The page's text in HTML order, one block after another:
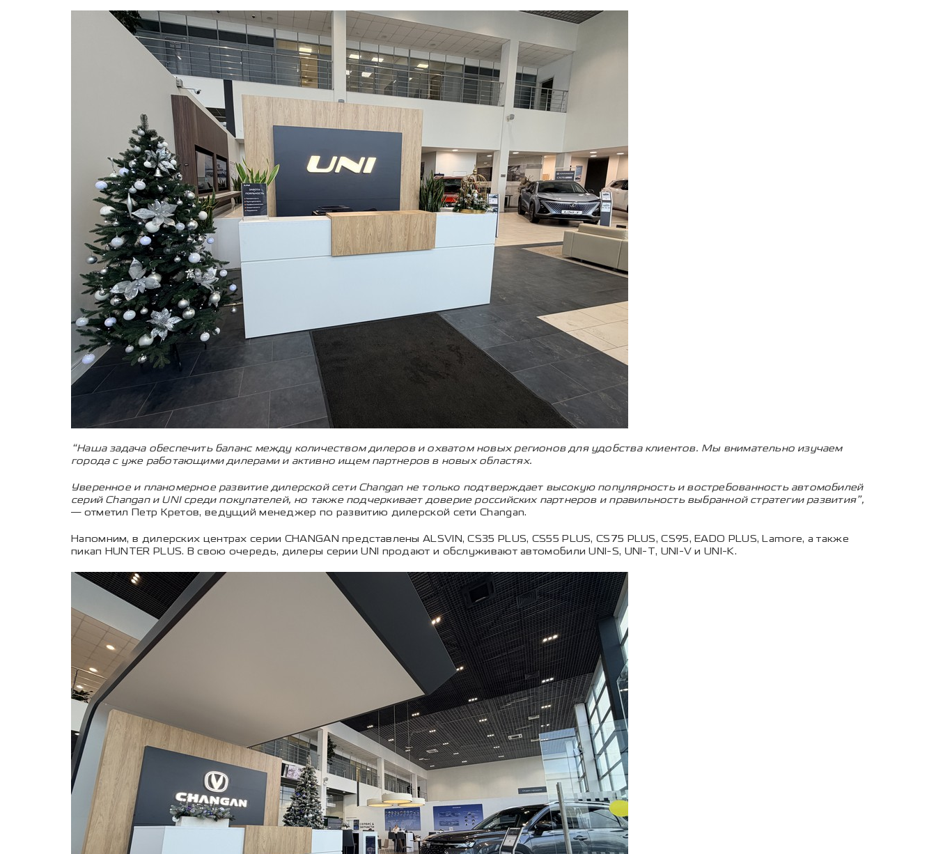
“Наша задача обеспечить баланс между количеством дилеров и охватом новых регионов для удобства клиентов. Мы внимательно изучаем
города с уже работающими дилерами и активно ищем партнеров в новых областях.
Уверенное и планомерное развитие дилерской сети Changan не только подтверждает высокую популярность и востребованность автомобилей
серий Changan и UNI среди покупателей, но также подчеркивает доверие российских партнеров и правильность выбранной стратегии развития”,
— отметил Петр Кретов, ведущий менеджер по развитию дилерской сети Changan.
Напомним, в дилерских центрах серии CHANGAN представлены ALSVIN, CS35 PLUS, CS55 PLUS, CS75 PLUS, CS95, EADO PLUS, Lamore, а также
пикап HUNTER PLUS. В свою очередь, дилеры серии UNI продают и обслуживают автомобили UNI-S, UNI-T, UNI-V и UNI-K.